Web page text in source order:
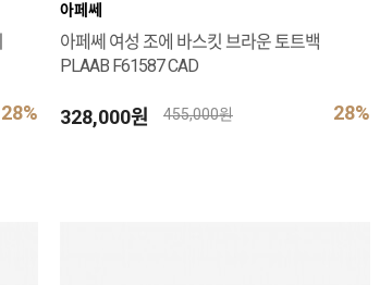
28%
아페쎄
아페쎄 여성 조에 바스킷 브라운 토트백
PLAAB F61587 CAD
328,000원 28%
455,000원